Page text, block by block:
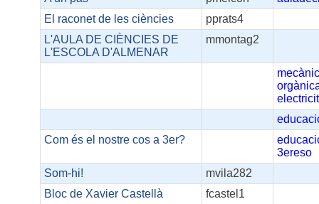
El raconet de les ciències
pprats4
L'AULA DE CIÈNCIES DE
L'ESCOLA D'ALMENAR
mmontag2
Com és el nostre cos a 3er?
3ereso
Som-hi!
mvila282
Bloc de Xavier Castellà
fcastel1